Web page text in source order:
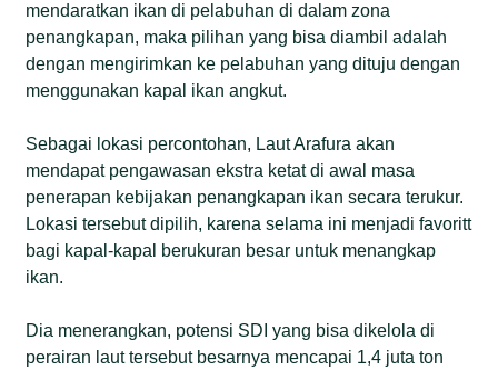
mendaratkan ikan di pelabuhan di dalam zona
penangkapan, maka pilihan yang bisa diambil adalah
dengan mengirimkan ke pelabuhan yang dituju dengan
menggunakan kapal ikan angkut.
Sebagai lokasi percontohan, Laut Arafura akan
mendapat pengawasan ekstra ketat di awal masa
penerapan kebijakan penangkapan ikan secara terukur.
Lokasi tersebut dipilih, karena selama ini menjadi favoritt
bagi kapal-kapal berukuran besar untuk menangkap
ikan.
Dia menerangkan, potensi SDI yang bisa dikelola di
perairan laut tersebut besarnya mencapai 1,4 juta ton